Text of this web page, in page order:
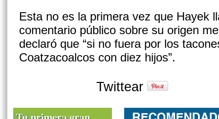
Esta no es la primera vez que Hayek
comentario público sobre su origen
declaró que “si no fuera por los
Coatzacoalcos con diez hijos”.
Twittear